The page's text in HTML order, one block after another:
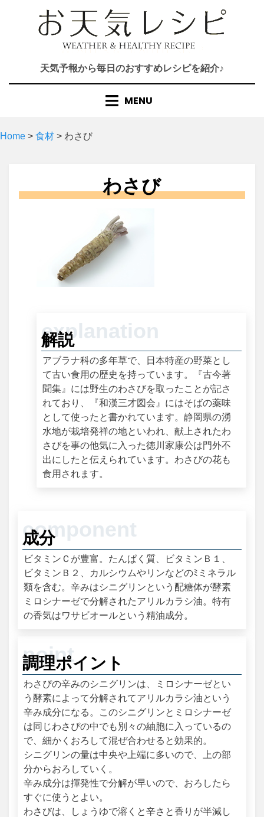
天気予報から毎日のおすすめレシピを紹介♪
MENU
Home > 食材 > わさび
わさび
解説
アブラナ科の多年草で、日本特産の野菜とし
て古い食用の歴史を持っています。『古今著
聞集』には野生のわさびを取ったことが記さ
れており、『和漢三才図会』にはそばの薬味
として使ったと書かれています。静岡県の湧
水地が栽培発祥の地といわれ、献上されたわ
さびを事の他気に入った徳川家康公は門外不
出にしたと伝えられています。わさびの花も
食用されます。
成分
ビタミンＣが豊富。たんぱく質、ビタミンＢ１、
ビタミンＢ２、カルシウムやリンなどのﾐミネラル
類を含む。辛みはシニグリンという配糖体が酵素
ミロシナーゼで分解されたアリルカラシ油。特有
の香気はワサビオールという精油成分。
調理ポイント
わさぴの辛みのシニグリンは、ミロシナーゼとい
う酵素によって分解されてアリルカラシ油という
辛み成分になる。このシニグリンとミロシナーゼ
は同じわさぴの中でも別々の紬胞に入っているの
で、細かくおろして混ぜ合わせると効果的。
シニグリンの量は中央や上端に多いので、上の部
分からおろしていく。
辛み成分は揮発性で分解が早いので、おろしたら
すぐに使うとよい。
わさびは、しょうゆで溶くと辛さと香りが半減し